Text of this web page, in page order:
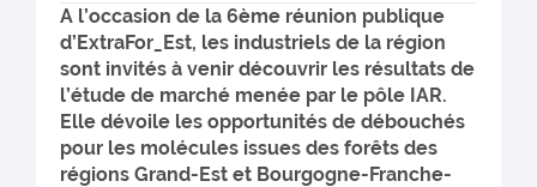
A l’occasion de la 6ème réunion publique
d’ExtraFor_Est, les industriels de la région
sont invités à venir découvrir les résultats de
l’étude de marché menée par le pôle IAR.
Elle dévoile les opportunités de débouchés
pour les molécules issues des forêts des
régions Grand-Est et Bourgogne-Franche-